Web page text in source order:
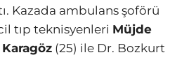
Kazada ambulans şoförü
tıp teknisyenleri Müjde
(25) ile Dr. Bozkurt